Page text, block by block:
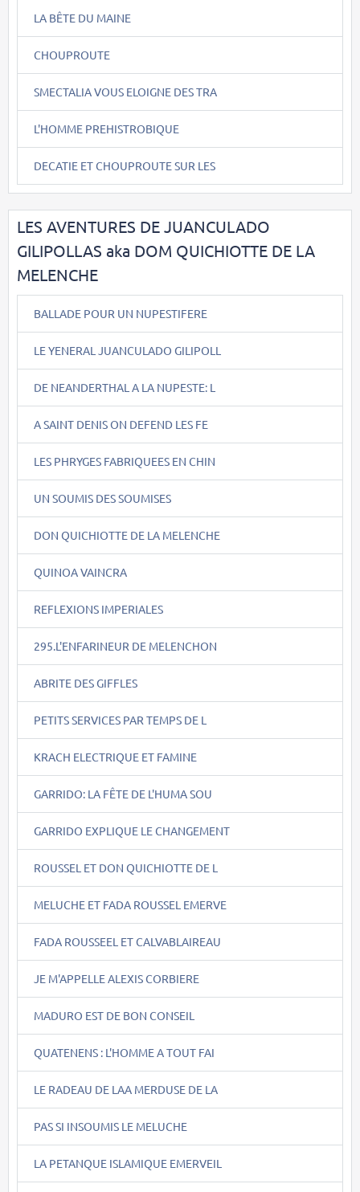
LA BÊTE DU MAINE
CHOUPROUTE
SMECTALIA VOUS ELOIGNE DES TRA
L'HOMME PREHISTROBIQUE
DECATIE ET CHOUPROUTE SUR LES
LES AVENTURES DE JUANCULADO
GILIPOLLAS aka DOM QUICHIOTTE DE LA
MELENCHE
BALLADE POUR UN NUPESTIFERE
LE YENERAL JUANCULADO GILIPOLL
DE NEANDERTHAL A LA NUPESTE: L
A SAINT DENIS ON DEFEND LES FE
LES PHRYGES FABRIQUEES EN CHIN
UN SOUMIS DES SOUMISES
DON QUICHIOTTE DE LA MELENCHE
QUINOA VAINCRA
REFLEXIONS IMPERIALES
295.L'ENFARINEUR DE MELENCHON
ABRITE DES GIFFLES
PETITS SERVICES PAR TEMPS DE L
KRACH ELECTRIQUE ET FAMINE
GARRIDO: LA FÊTE DE L'HUMA SOU
GARRIDO EXPLIQUE LE CHANGEMENT
ROUSSEL ET DON QUICHIOTTE DE L
MELUCHE ET FADA ROUSSEL EMERVE
FADA ROUSSEEL ET CALVABLAIREAU
JE M'APPELLE ALEXIS CORBIERE
MADURO EST DE BON CONSEIL
QUATENENS : L'HOMME A TOUT FAI
LE RADEAU DE LAA MERDUSE DE LA
PAS SI INSOUMIS LE MELUCHE
LA PETANQUE ISLAMIQUE EMERVEIL